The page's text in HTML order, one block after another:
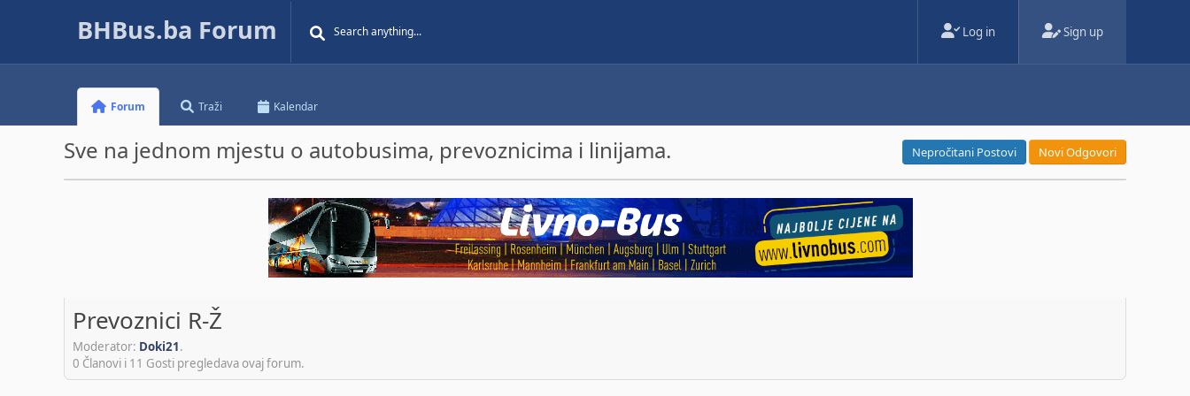
BHBus.ba Forum Log in Sign up
Forum Traži Kalendar
Sve na jednom mjestu o autobusima, prevoznicima i linijama. Nepročitani Postovi Novi Odgovori
Prevoznici R-Ž
Moderator: Doki21.
0 Članovi i 11 Gosti pregledava ovaj forum.